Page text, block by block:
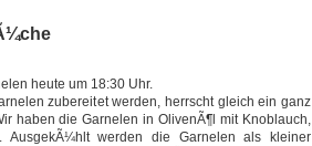
heute um 18:30 Uhr.
zubereitet werden, herrscht gleich ein ganz
haben die Garnelen in OlivenÃ¶l mit Knoblauch,
AusgekÃ¼hlt werden die Garnelen als kleiner